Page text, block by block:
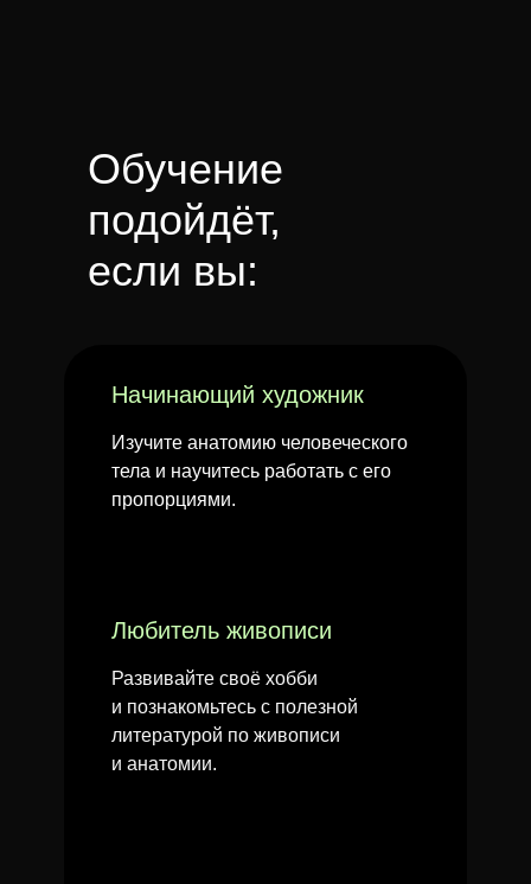
Обучение
подойдёт,
если вы:
Начинающий художник
Изучите анатомию человеческого
тела и научитесь работать с его
пропорциями.
Любитель живописи
Развивайте своё хобби
и познакомьтесь с полезной
литературой по живописи
и анатомии.